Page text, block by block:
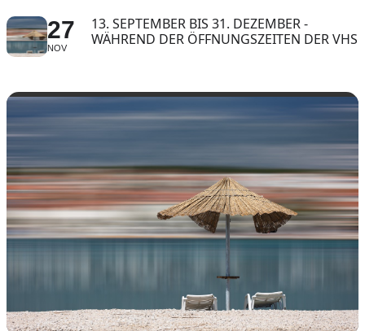
27
NOV
13. SEPTEMBER BIS 31. DEZEMBER -
WÄHREND DER ÖFFNUNGSZEITEN DER VHS